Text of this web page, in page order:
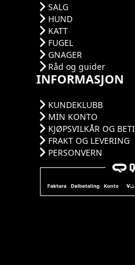
SALG
HUND
KATT
FUGEL
GNAGER
Råd og guider
INFORMASJON
KUNDEKLUBB
MIN KONTO
KJØPSVILKÅR OG
FRAKT OG LEVERING
PERSONVERN